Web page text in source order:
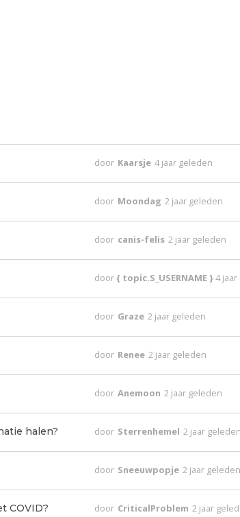
door Kaarsje 4 jaar geleden
door Moondag 2 jaar geleden
door canis-felis 2 jaar geleden
door{ topic.S_USERNAME }4
door Graze 2 jaar geleden
door Renee 2 jaar geleden
door Anemoon 2 jaar geleden
halen? door Sterrenhemel 2 jaar geleden
door Sneeuwpopje 2 jaar geleden
COVID? door CriticalProblem 2 jaar